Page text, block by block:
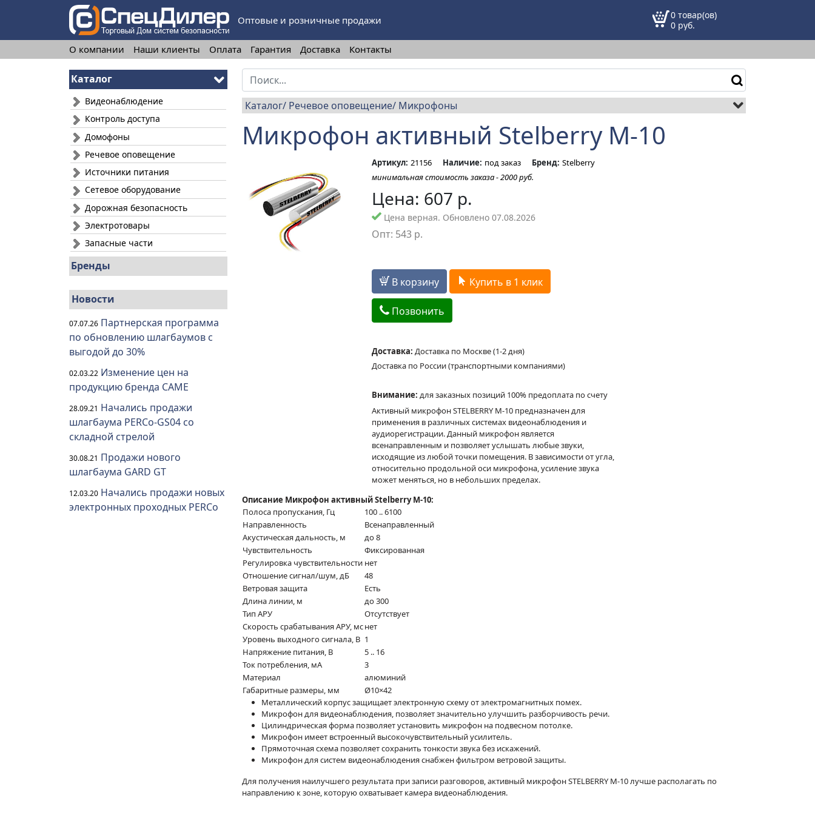
Оптовые и розничные продажи
0 товар(ов)
0 руб.
О компании Наши клиенты Оплата Гарантия Доставка Контакты
Каталог
Видеонаблюдение
Контроль доступа
Домофоны
Речевое оповещение
Источники питания
Сетевое оборудование
Дорожная безопасность
Электротовары
Запасные части
Бренды
Новости
07.07.26 Партнерская программа
по обновлению шлагбаумов с
выгодой до 30%
02.03.22 Изменение цен на
продукцию бренда CAME
28.09.21 Начались продажи
шлагбаума PERCo-GS04 со
складной стрелой
30.08.21 Продажи нового
шлагбаума GARD GT
12.03.20 Начались продажи новых
электронных проходных PERCo
Каталог Речевое оповещение Микрофоны
Микрофон активный Stelberry M-10
Артикул: 21156 Наличие: под заказ Бренд: Stelberry
минимальная стоимость заказа - 2000 руб.
Цена: 607 р.
Цена верная. Обновлено 07.08.2026
Опт: 543р.
В корзину Купить в 1 клик
Позвонить
Доставка: Доставка по Москве (1-2 дня)
Доставка по России (транспортными компаниями)
Внимание: для заказных позиций 100% предоплата по счету
Активный микрофон STELBERRY M-10 предназначен для
применения в различных системах видеонаблюдения и
аудиорегистрации. Данный микрофон является
всенаправленным и позволяет услышать любые звуки,
исходящие из любой точки помещения. В зависимости от угла,
относительно продольной оси микрофона, усиление звука
может меняться, но в небольших пределах.
Описание Микрофон активный Stelberry M-10:
Полоса пропускания, Гц
100 .. 6100
Направленность
Всенаправленный
Акустическая дальность, м
до 8
Чувствительность
Фиксированная
Регулировка чувствительности нет
Отношение сигнал/шум, дБ
48
Ветровая защита
Есть
Длина линии, м
до 300
Тип АРУ
Отсутствует
Скорость срабатывания АРУ, мснет
Уровень выходного сигнала, В 1
Напряжение питания, В
5 .. 16
Ток потребления, мА
3
Материал
алюминий
Габаритные размеры, мм
Ø10×42
Металлический корпус защищает электронную схему от электромагнитных помех.
Микрофон для видеонаблюдения, позволяет значительно улучшить разборчивость речи.
Цилиндрическая форма позволяет установить микрофон на подвесном потолке.
Микрофон имеет встроенный высокочувствительный усилитель.
Прямоточная схема позволяет сохранить тонкости звука без искажений.
Микрофон для систем видеонаблюдения снабжен фильтром ветровой защиты.
Для получения наилучшего результата при записи разговоров, активный микрофон STELBERRY M-10 лучше располагать по
направлению к зоне, которую охватывает камера видеонаблюдения.